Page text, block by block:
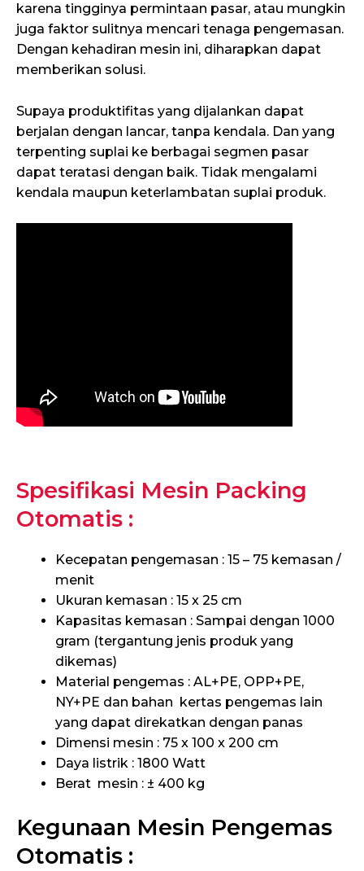
karena tingginya permintaan pasar, atau mungkin
juga faktor sulitnya mencari tenaga pengemasan.
Dengan kehadiran mesin ini, diharapkan dapat
memberikan solusi.
Supaya produktifitas yang dijalankan dapat
berjalan dengan lancar, tanpa kendala. Dan yang
terpenting suplai ke berbagai segmen pasar
dapat teratasi dengan baik. Tidak mengalami
kendala maupun keterlambatan suplai produk.
Spesifikasi Mesin Packing
Otomatis :
Kecepatan pengemasan : 15 – 75 kemasan /
menit
Ukuran kemasan : 15 x 25 cm
Kapasitas kemasan : Sampai dengan 1000
gram (tergantung jenis produk yang
dikemas)
Material pengemas : AL+PE, OPP+PE,
NY+PE dan bahan kertas pengemas lain
yang dapat direkatkan dengan panas
Dimensi mesin : 75 x 100 x 200 cm
Daya listrik : 1800 Watt
Berat mesin : ± 400 kg
Kegunaan Mesin Pengemas
Otomatis :